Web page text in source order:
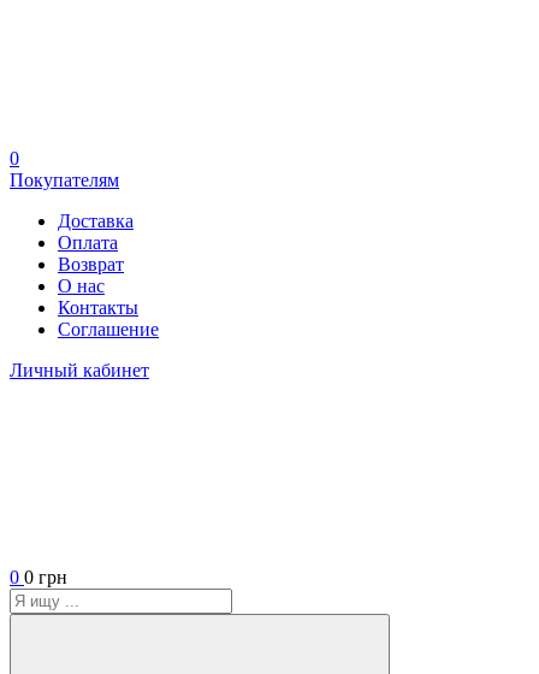
0
Покупателям
Доставка
Оплата
Возврат
О нас
Контакты
Соглашение
Личный кабинет
0 0 грн